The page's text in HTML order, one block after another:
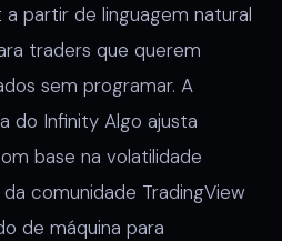
partir de linguagem natural
traders que querem
sem programar. A
do Infinity Algo ajusta
base na volatilidade
comunidade TradingView
de máquina para